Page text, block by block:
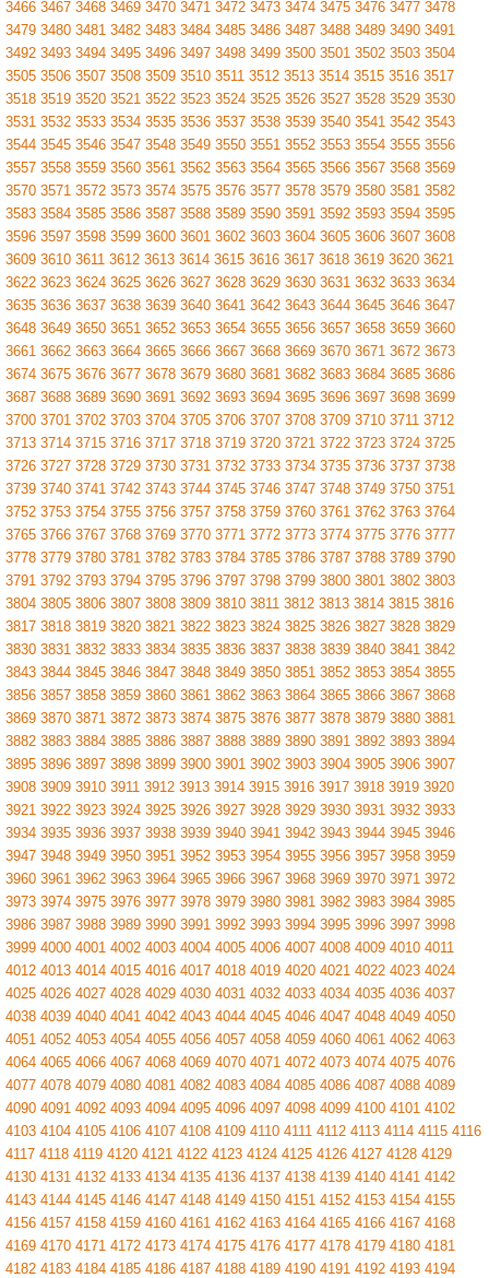
3466 3467 3468 3469 3470 3471 3472 3473 3474 3475 3476 3477 3478
3479 3480 3481 3482 3483 3484 3485 3486 3487 3488 3489 3490 3491
3492 3493 3494 3495 3496 3497 3498 3499 3500 3501 3502 3503 3504
3505 3506 3507 3508 3509 3510 3511 3512 3513 3514 3515 3516 3517
3518 3519 3520 3521 3522 3523 3524 3525 3526 3527 3528 3529 3530
3531 3532 3533 3534 3535 3536 3537 3538 3539 3540 3541 3542 3543
3544 3545 3546 3547 3548 3549 3550 3551 3552 3553 3554 3555 3556
3557 3558 3559 3560 3561 3562 3563 3564 3565 3566 3567 3568 3569
3570 3571 3572 3573 3574 3575 3576 3577 3578 3579 3580 3581 3582
3583 3584 3585 3586 3587 3588 3589 3590 3591 3592 3593 3594 3595
3596 3597 3598 3599 3600 3601 3602 3603 3604 3605 3606 3607 3608
3609 3610 3611 3612 3613 3614 3615 3616 3617 3618 3619 3620 3621
3622 3623 3624 3625 3626 3627 3628 3629 3630 3631 3632 3633 3634
3635 3636 3637 3638 3639 3640 3641 3642 3643 3644 3645 3646 3647
3648 3649 3650 3651 3652 3653 3654 3655 3656 3657 3658 3659 3660
3661 3662 3663 3664 3665 3666 3667 3668 3669 3670 3671 3672 3673
3674 3675 3676 3677 3678 3679 3680 3681 3682 3683 3684 3685 3686
3687 3688 3689 3690 3691 3692 3693 3694 3695 3696 3697 3698 3699
3700 3701 3702 3703 3704 3705 3706 3707 3708 3709 3710 3711 3712
3713 3714 3715 3716 3717 3718 3719 3720 3721 3722 3723 3724 3725
3726 3727 3728 3729 3730 3731 3732 3733 3734 3735 3736 3737 3738
3739 3740 3741 3742 3743 3744 3745 3746 3747 3748 3749 3750 3751
3752 3753 3754 3755 3756 3757 3758 3759 3760 3761 3762 3763 3764
3765 3766 3767 3768 3769 3770 3771 3772 3773 3774 3775 3776 3777
3778 3779 3780 3781 3782 3783 3784 3785 3786 3787 3788 3789 3790
3791 3792 3793 3794 3795 3796 3797 3798 3799 3800 3801 3802 3803
3804 3805 3806 3807 3808 3809 3810 3811 3812 3813 3814 3815 3816
3817 3818 3819 3820 3821 3822 3823 3824 3825 3826 3827 3828 3829
3830 3831 3832 3833 3834 3835 3836 3837 3838 3839 3840 3841 3842
3843 3844 3845 3846 3847 3848 3849 3850 3851 3852 3853 3854 3855
3856 3857 3858 3859 3860 3861 3862 3863 3864 3865 3866 3867 3868
3869 3870 3871 3872 3873 3874 3875 3876 3877 3878 3879 3880 3881
3882 3883 3884 3885 3886 3887 3888 3889 3890 3891 3892 3893 3894
3895 3896 3897 3898 3899 3900 3901 3902 3903 3904 3905 3906 3907
3908 3909 3910 3911 3912 3913 3914 3915 3916 3917 3918 3919 3920
3921 3922 3923 3924 3925 3926 3927 3928 3929 3930 3931 3932 3933
3934 3935 3936 3937 3938 3939 3940 3941 3942 3943 3944 3945 3946
3947 3948 3949 3950 3951 3952 3953 3954 3955 3956 3957 3958 3959
3960 3961 3962 3963 3964 3965 3966 3967 3968 3969 3970 3971 3972
3973 3974 3975 3976 3977 3978 3979 3980 3981 3982 3983 3984 3985
3986 3987 3988 3989 3990 3991 3992 3993 3994 3995 3996 3997 3998
3999 4000 4001 4002 4003 4004 4005 4006 4007 4008 4009 4010 4011
4012 4013 4014 4015 4016 4017 4018 4019 4020 4021 4022 4023 4024
4025 4026 4027 4028 4029 4030 4031 4032 4033 4034 4035 4036 4037
4038 4039 4040 4041 4042 4043 4044 4045 4046 4047 4048 4049 4050
4051 4052 4053 4054 4055 4056 4057 4058 4059 4060 4061 4062 4063
4064 4065 4066 4067 4068 4069 4070 4071 4072 4073 4074 4075 4076
4077 4078 4079 4080 4081 4082 4083 4084 4085 4086 4087 4088 4089
4090 4091 4092 4093 4094 4095 4096 4097 4098 4099 4100 4101 4102
4103 4104 4105 4106 4107 4108 4109 4110 4111 4112 4113 4114 4115 4116
4117 4118 4119 4120 4121 4122 4123 4124 4125 4126 4127 4128 4129
4130 4131 4132 4133 4134 4135 4136 4137 4138 4139 4140 4141 4142
4143 4144 4145 4146 4147 4148 4149 4150 4151 4152 4153 4154 4155
4156 4157 4158 4159 4160 4161 4162 4163 4164 4165 4166 4167 4168
4169 4170 4171 4172 4173 4174 4175 4176 4177 4178 4179 4180 4181
4182 4183 4184 4185 4186 4187 4188 4189 4190 4191 4192 4193 4194